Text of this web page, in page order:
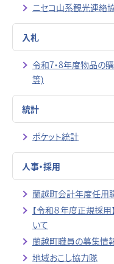
ニセコ山系観光連絡
入札
令和7・8年度物品の
等)
統計
ポケット統計
人事・採用
蘭越町会計年度任用
【令和８年度正規採
いて
蘭越町職員の募集情
地域おこし協力隊